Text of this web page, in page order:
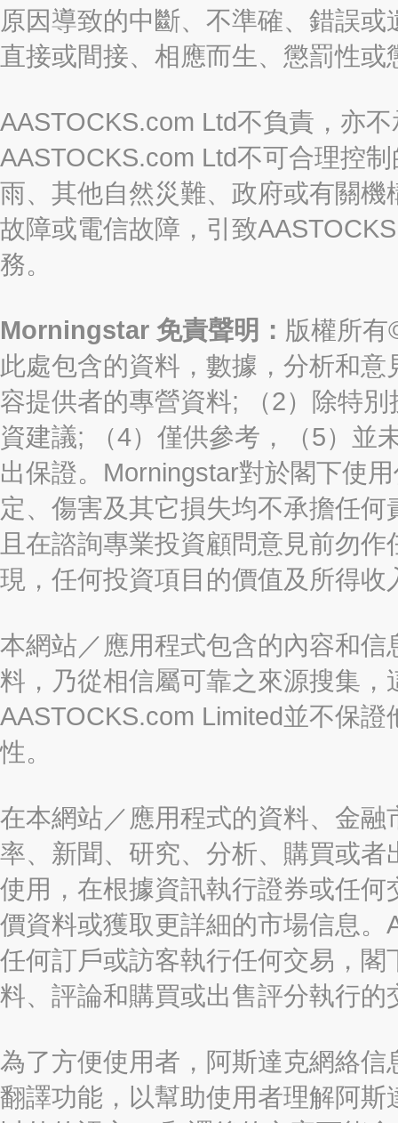
原因導致的中斷、不準確、錯誤
直接或間接、相應而生、懲罰性
AASTOCKS.com Ltd不負責，亦
AASTOCKS.com Ltd不可合理控
雨、其他自然災難、政府或有關
故障或電信故障，引致
務。
Morningstar 免責聲明： 版權所有
此處包含的資料，數據，分析和意
容提供者的專營資料; （2）除特
資建議; （4）僅供參考，（5）並
出保證。Morningstar對於閣下使
定、傷害及其它損失均不承擔任
且在諮詢專業投資顧問意見前勿
現，任何投資項目的價值及所得收
本網站／應用程式包含的內容和
料，乃從相信屬可靠之來源搜集
AASTOCKS.com Limited並不保
性。
在本網站／應用程式的資料、金
率、新聞、研究、分析、購買或
使用，在根據資訊執行證券或任
價資料或獲取更詳細的市場信息
任何訂戶或訪客執行任何交易，
料、評論和購買或出售評分執行的
為了方便使用者，阿斯達克網絡
翻譯功能，以幫助使用者理解阿